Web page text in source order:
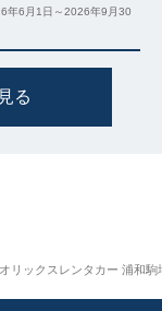
年6月1日～2026年9月30
る
オリックスレンタカー 浦和駒